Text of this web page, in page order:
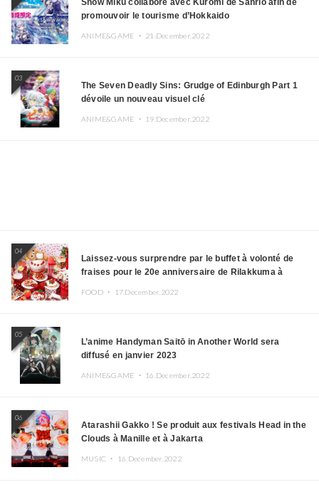
Snow Miku collabore avec Kuromi de Sanrio afin de
promouvoir le tourisme d’Hokkaido
ANIME&GAME ・ 21.December.2022
03
The Seven Deadly Sins: Grudge of Edinburgh Part 1
dévoile un nouveau visuel clé
ANIME&GAME ・ 19.December.2022
04
Laissez-vous surprendre par le buffet à volonté de
fraises pour le 20e anniversaire de Rilakkuma à
FOOD ・ 17.December.2022
05
L’anime Handyman Saitō in Another World sera
diffusé en janvier 2023
ANIME&GAME ・ 16.December.2022
06
Atarashii Gakko ! Se produit aux festivals Head in the
Clouds à Manille et à Jakarta
MUSIC ・ 16.December.2022